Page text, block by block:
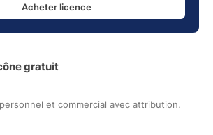
Acheter licence
gratuit
et commercial avec attribution.